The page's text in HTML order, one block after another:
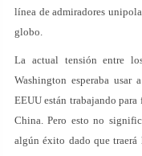
línea de admiradores
globo.
La actual tensión entre
Washington esperaba usar
EEUU están trabajando
China. Pero esto no
algún éxito dado que